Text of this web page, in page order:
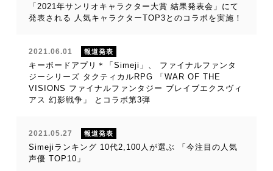
「2021年サンリオキャラクター大賞 結果発表会」にて
発表される 人気キャラクターTOP3とのコラボを実施！
2021.06.01 報道発表
キーボードアプリ＊「Simeji」、 ファイナルファンタ
ジーシリーズ タクティカルRPG 「WAR OF THE
VISIONS ファイナルファンタジー ブレイブエクスヴィ
アス 幻影戦争」 とコラボ第3弾
2021.05.27 報道発表
Simejiランキング 10代2,100人が選ぶ 「今注目の人気
声優 TOP10」